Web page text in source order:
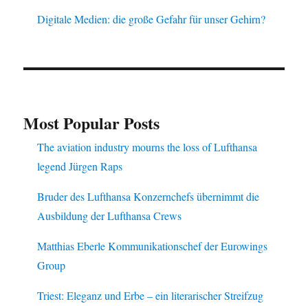
Digitale Medien: die große Gefahr für unser Gehirn?
Most Popular Posts
The aviation industry mourns the loss of Lufthansa
legend Jürgen Raps
Bruder des Lufthansa Konzernchefs übernimmt die
Ausbildung der Lufthansa Crews
Matthias Eberle Kommunikationschef der Eurowings
Group
Triest: Eleganz und Erbe – ein literarischer Streifzug